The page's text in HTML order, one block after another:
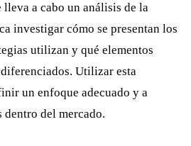
lleva a cabo un análisis de la
investigar cómo se presentan los
utilizan y qué elementos
Utilizar esta
un enfoque adecuado y a
del mercado.